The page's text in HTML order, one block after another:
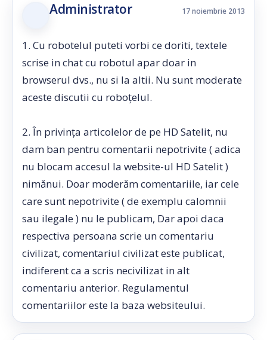
Administrator 17 noiembrie 2013
1. Cu robotelul puteti vorbi ce doriti, textele
scrise in chat cu robotul apar doar in
browserul dvs., nu si la altii. Nu sunt moderate
aceste discutii cu roboțelul.
2. În privința articolelor de pe HD Satelit, nu
dam ban pentru comentarii nepotrivite ( adica
nu blocam accesul la website-ul HD Satelit )
nimănui. Doar moderăm comentariile, iar cele
care sunt nepotrivite ( de exemplu calomnii
sau ilegale ) nu le publicam, Dar apoi daca
respectiva persoana scrie un comentariu
civilizat, comentariul civilizat este publicat,
indiferent ca a scris necivilizat in alt
comentariu anterior. Regulamentul
comentariilor este la baza websiteului.